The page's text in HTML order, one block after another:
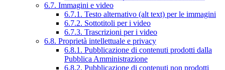
6.7. Immagini e video
6.7.1. Testo alternativo (alt text) per le immagini
6.7.2. Sottotitoli per i video
6.7.3. Trascrizioni per i video
6.8. Proprietà intellettuale e privacy
6.8.1. Pubblicazione di contenuti prodotti dalla
Pubblica Amministrazione
6.8.2. Pubblicazione di contenuti non prodotti